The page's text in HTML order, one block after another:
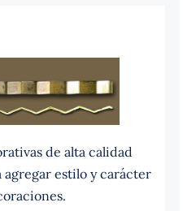
de alta calidad
agregar estilo y carácter